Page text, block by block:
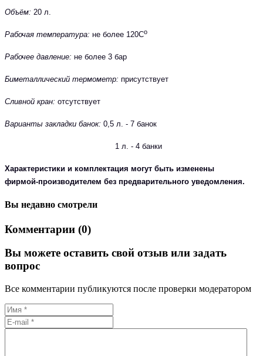
Объём: 20 л.
Рабочая температура: не более 120Со
Рабочее давление: не более 3 бар
Биметаллический термометр: присутствует
Сливной кран: отсутствует
Варианты закладки банок: 0,5 л. - 7 банок
1 л. - 4 банки
Характеристики и комплектация могут быть изменены
фирмой-производителем без предварительного уведомления.
Вы недавно смотрели
Комментарии (0)
Вы можете оставить свой отзыв или задать
вопрос
Все комментарии публикуются после проверки модератором